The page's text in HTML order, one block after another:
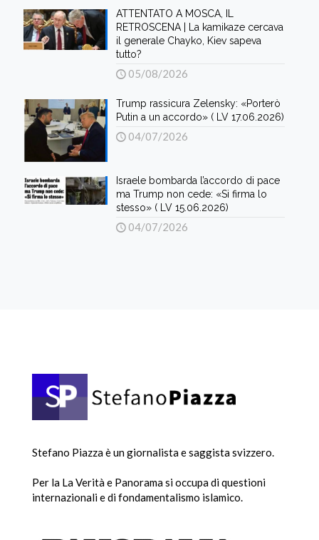
ATTENTATO A MOSCA, IL
RETROSCENA | La kamikaze cercava
il generale Chayko, Kiev sapeva
tutto?
05/08/2026
Trump rassicura Zelensky: «Porterò
Putin a un accordo» ( LV 17.06.2026)
04/07/2026
Israele bombarda l’accordo di pace
ma Trump non cede: «Si firma lo
stesso» ( LV 15.06.2026)
04/07/2026
Stefano Piazza è un giornalista e saggista svizzero.
Per la La Verità e Panorama si occupa di questioni
internazionali e di fondamentalismo islamico.